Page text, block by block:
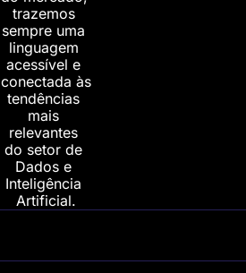
trazemos
sempre uma
linguagem
acessível e
conectada às
tendências
mais
relevantes
do setor de
Dados e
Inteligência
Artificial.